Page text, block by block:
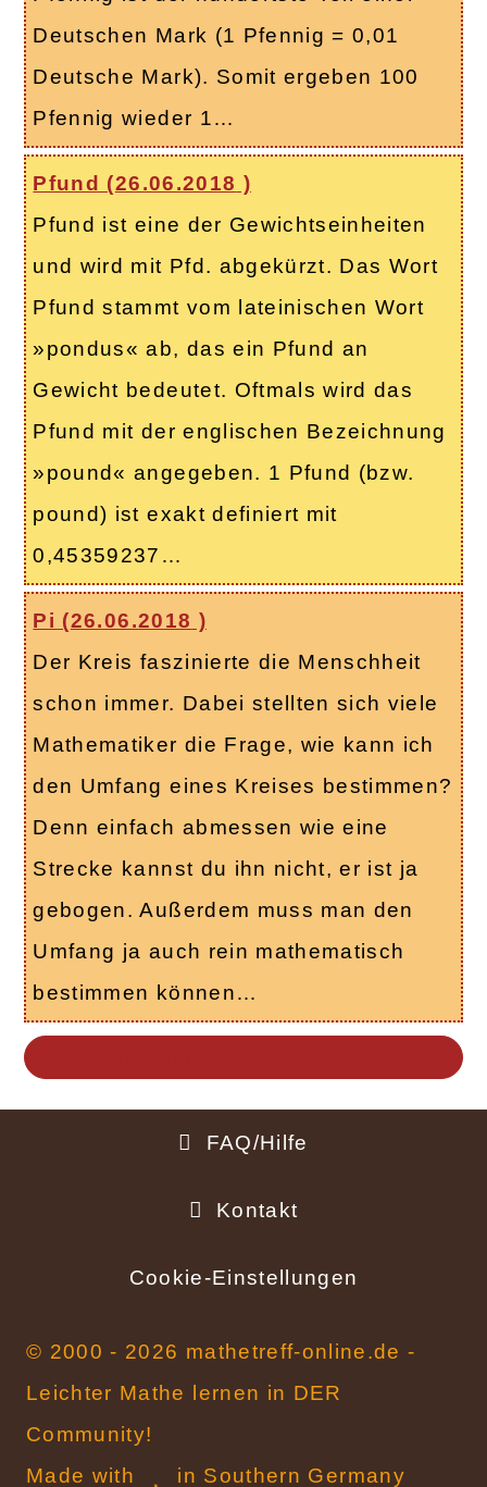
Deutschen Mark (1 Pfennig = 0,01
Deutsche Mark). Somit ergeben 100
Pfennig wieder 1…
Pfund (26.06.2018 )
Pfund ist eine der Gewichtseinheiten
und wird mit Pfd. abgekürzt. Das Wort
Pfund stammt vom lateinischen Wort
»pondus« ab, das ein Pfund an
Gewicht bedeutet. Oftmals wird das
Pfund mit der englischen Bezeichnung
»pound« angegeben. 1 Pfund (bzw.
pound) ist exakt definiert mit
0,45359237…
Pi (26.06.2018 )
Der Kreis faszinierte die Menschheit
schon immer. Dabei stellten sich viele
Mathematiker die Frage, wie kann ich
den Umfang eines Kreises bestimmen?
Denn einfach abmessen wie eine
Strecke kannst du ihn nicht, er ist ja
gebogen. Außerdem muss man den
Umfang ja auch rein mathematisch
bestimmen können…
Fußbereich
FAQ/Hilfe
Kontakt
Cookie-Einstellungen
© 2000 - 2026 mathetreff-online.de -
Leichter Mathe lernen in DER
Community!
Made with
in Southern Germany